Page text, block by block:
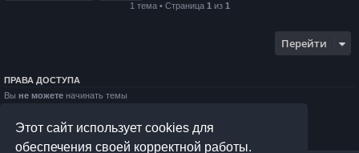
Этот сайт использует cookies для
обеспечения своей корректной работы.
1 тема • Страница 1 из 1
Перейти
ПРАВА ДОСТУПА
Вы не можете начинать темы
Выне можетеудалять свои сообщения
не можете добавлять вложения